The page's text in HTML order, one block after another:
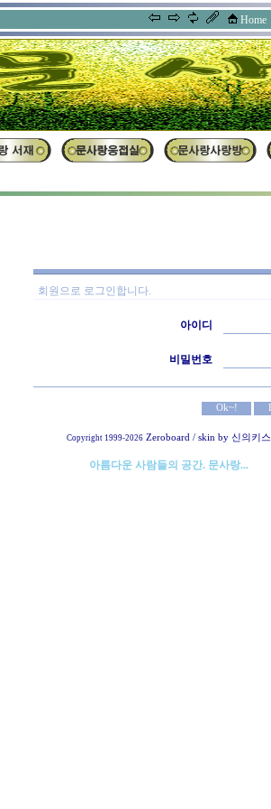
Home
회원으로 로그인합니다.
아이디
비밀번호
Copyright 1999-2026 Zeroboard / skin by 신의키스
아름다운 사람들의 공간. 문사랑...